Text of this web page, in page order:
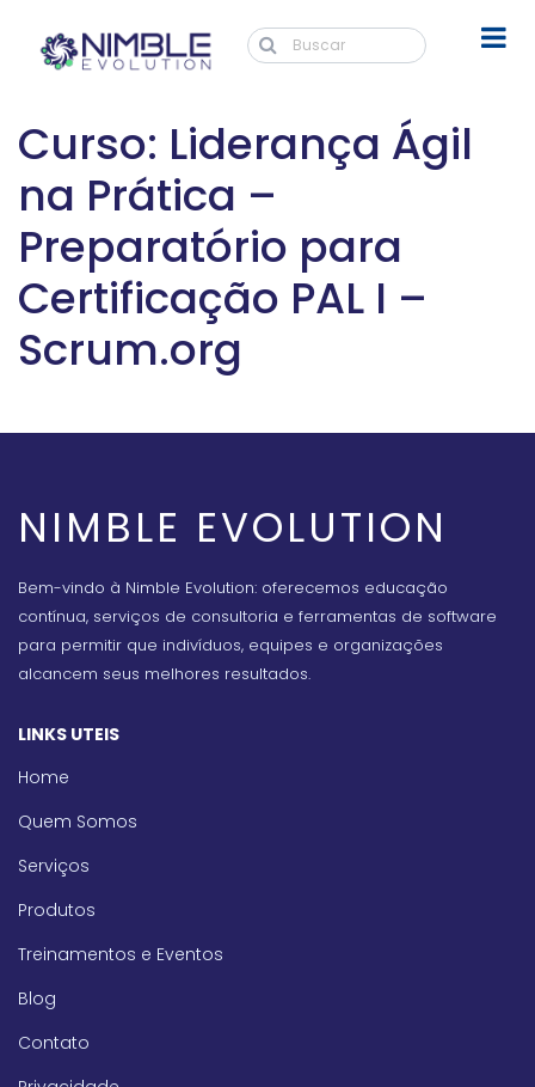
Curso: Liderança Ágil
na Prática –
Preparatório para
Certificação PAL I –
Scrum.org
NIMBLE EVOLUTION
Bem-vindo à Nimble Evolution: oferecemos educação
contínua, serviços de consultoria e ferramentas de software
para permitir que indivíduos, equipes e organizações
alcancem seus melhores resultados.
LINKS UTEIS
Home
Quem Somos
Serviços
Produtos
Treinamentos e Eventos
Blog
Contato